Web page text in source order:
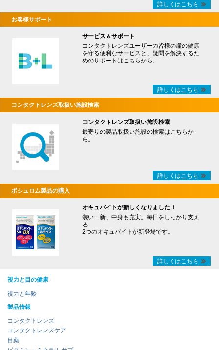
詳しくはこちら
お客様サポート
サービス＆サポート
コンタクトレンズユーザーの皆様の瞳の健康
を守る便利なサービスと、疑問を解決するた
めのサポートはこちらから。
詳しくはこちら
コンタクトレンズ取扱い施設検索
コンタクトレンズ取扱い施設検索
最寄りの製品取扱い施設の検索はこちらか
ら。
詳しくはこちら
ボシュロム製品の購入
オキュバイトが新しくなりました！
装い一新、中身も充実。毎日をしっかり支え
る
2つのオキュバイトが新登場です。
詳しくはこちら
視力と目の健康
視力と年齢
製品情報
コンタクトレンズ
コンタクトレンズケア
目薬